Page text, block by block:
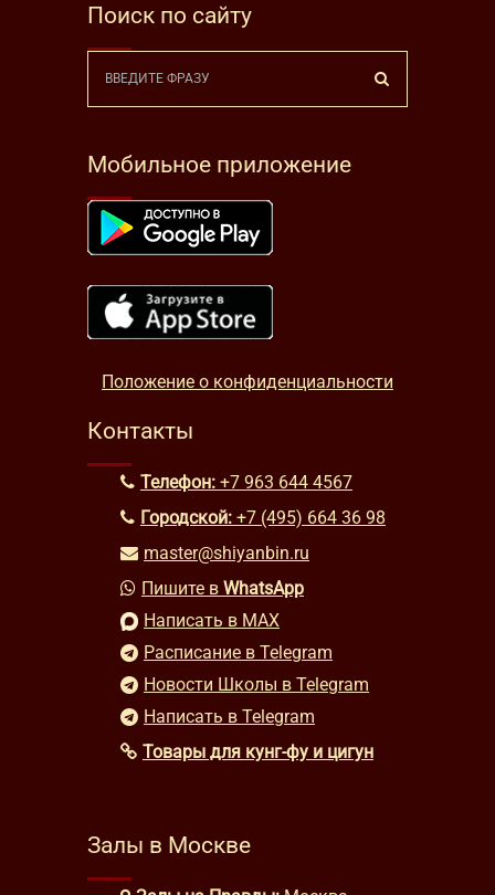
Поиск по сайту
Мобильное приложение
Положение о конфиденциальности
Контакты
Телефон: +7 963 644 4567
Городской: +7 (495) 664 36 98
master@shiyanbin.ru
Пишите в WhatsApp
Написать в MAX
Расписание в Telegram
Новости Школы в Telegram
Написать в Telegram
Товары для кунг-фу и цигун
Залы в Москве